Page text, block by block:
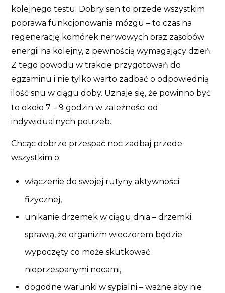
kolejnego testu. Dobry sen to przede wszystkim
poprawa funkcjonowania mózgu – to czas na
regenerację komórek nerwowych oraz zasobów
energii na kolejny, z pewnością wymagający dzień.
Z tego powodu w trakcie przygotowań do
egzaminu i nie tylko warto zadbać o odpowiednią
ilość snu w ciągu doby. Uznaje się, że powinno być
to około 7 – 9 godzin w zależności od
indywidualnych potrzeb.
Chcąc dobrze przespać noc zadbaj przede
wszystkim o:
włączenie do swojej rutyny aktywności
fizycznej,
unikanie drzemek w ciągu dnia – drzemki
sprawią, że organizm wieczorem będzie
wypoczęty co może skutkować
nieprzespanymi nocami,
dogodne warunki w sypialni – ważne aby nie